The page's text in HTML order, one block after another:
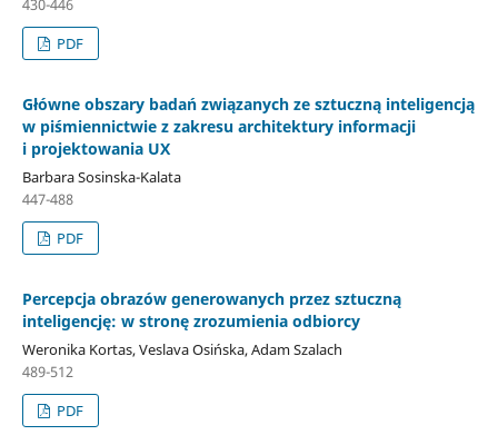
430-446
PDF
Główne obszary badań związanych ze sztuczną inteligencją
w piśmiennictwie z zakresu architektury informacji
i projektowania UX
Barbara Sosinska-Kalata
447-488
PDF
Percepcja obrazów generowanych przez sztuczną
inteligencję: w stronę zrozumienia odbiorcy
Weronika Kortas, Veslava Osińska, Adam Szalach
489-512
PDF